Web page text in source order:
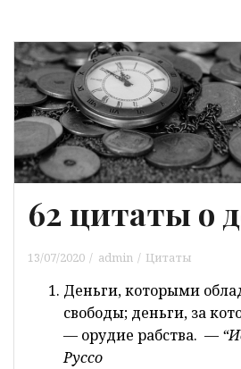
62 цитаты о
13/07/2020 admin Цитаты
Деньги, которыми
свободы; деньги, за
— орудие рабства. —
Руссо